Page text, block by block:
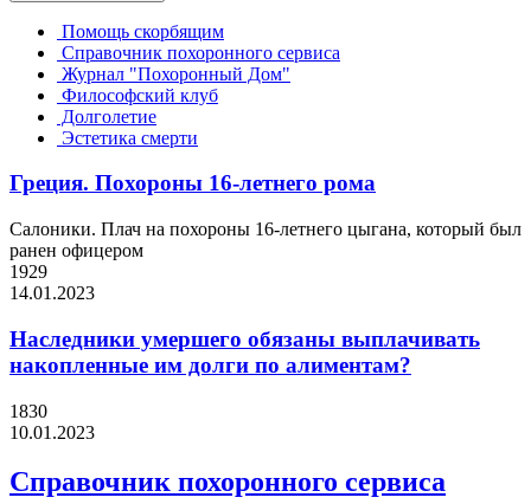
Помощь скорбящим
Справочник похоронного сервиса
Журнал "Похоронный Дом"
Философский клуб
Долголетие
Эстетика смерти
Греция. Похороны 16-летнего рома
Салоники. Плач на похороны 16-летнего цыгана, который был
ранен офицером
1929
14.01.2023
Наследники умершего обязаны выплачивать
накопленные им долги по алиментам?
1830
10.01.2023
Справочник похоронного сервиса